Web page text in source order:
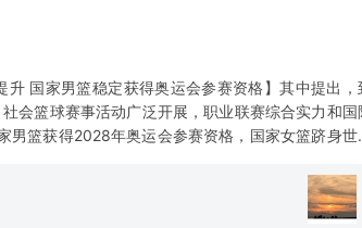
升 国家男篮稳定获得奥运会参赛资格】其中提出，
会篮球赛事活动广泛开展，职业联赛综合实力和国
男篮获得2028年奥运会参赛资格，国家女篮跻身世